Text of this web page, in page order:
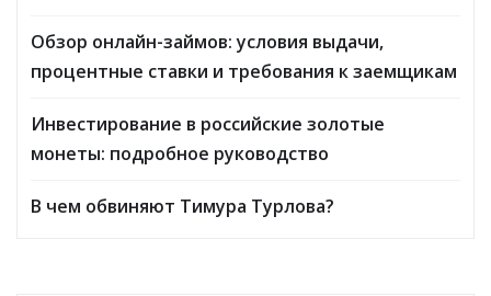
Обзор онлайн-займов: условия выдачи,
процентные ставки и требования к заемщикам
Инвестирование в российские золотые
монеты: подробное руководство
В чем обвиняют Тимура Турлова?